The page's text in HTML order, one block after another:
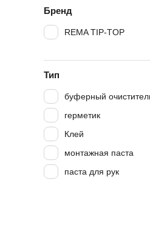
Бренд
REMA TIP-TOP
Тип
буферный
герметик
Клей
монтажная паста
паста для рук